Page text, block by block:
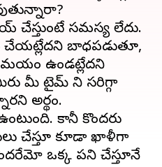
చేస్తుంటే సమస్య లేదు.
చేయట్లేదని బాధపడుతూ,
ఉండట్లేదని
మీ టైమ్ ని సరిగ్గా
అర్థం.
కానీ కొందరు
చేస్తూ కూడా ఖాళీగా
ఒక్క పని చేస్తూనే